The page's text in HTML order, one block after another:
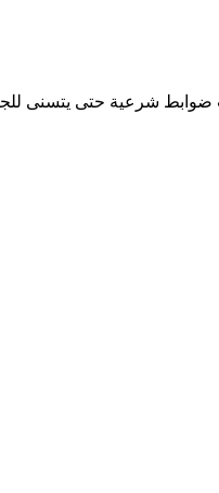
ضوابط شرعية حتى يتسنى